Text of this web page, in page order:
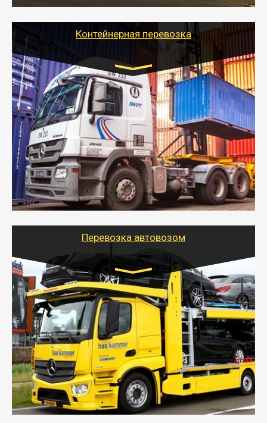
Контейнерная перевозка
Цена за км. Рассчитывается
индивидуально
- Контейнерные грузоперевозки на специальном
оборудованном транспорте быстро, качественно и
безопасно.
- Наша транспортная компания поможет
организовать доставку в порт и из порта
стандартных контейнеров на контейнеровозе,
шаландах и площадках (открытых кузовах),
используя надежные крепления.
Перевозка автовозом
Цена за км. Рассчитывается
индивидуально
- Перевозка автовозом от Тайгер Логистик – это
быстрый и безопасный способ доставить несколько
легковых автомобилей за одну поездку в другой
город.
- Наша транспортная компания организует доставку
машин автовозом, подобрав оптимальный маршрут с
учетом всех особенности по пути следования.